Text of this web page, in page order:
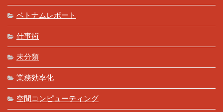
ベトナムレポート
仕事術
未分類
業務効率化
空間コンピューティング